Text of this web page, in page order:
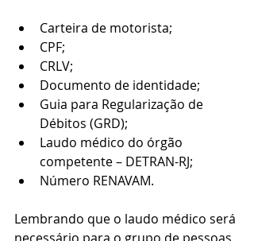
Carteira de motorista;
CPF;
CRLV;
Documento de identidade;
Guia para Regularização de
Débitos (GRD);
Laudo médico do órgão
competente – DETRAN-RJ;
Número RENAVAM.
Lembrando que o laudo médico será